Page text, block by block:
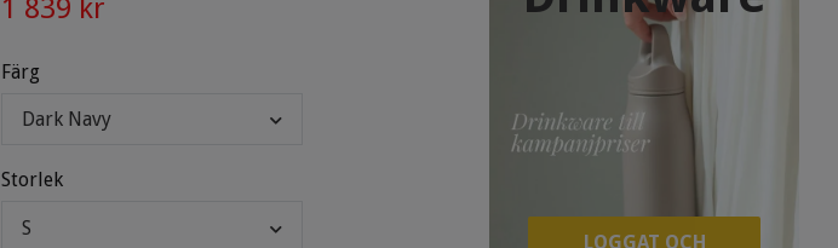
LOGGAT OCH
1 839 kr
Färg
Dark Navy
Storlek
S